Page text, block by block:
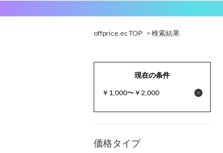
offprice.ec TOP > 検索結果
現在の条件
￥1,000〜￥2,000
価格タイプ